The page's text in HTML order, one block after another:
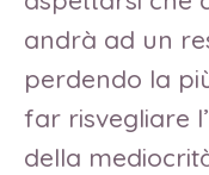
andrà ad un
perdendo la
far risvegliare
della